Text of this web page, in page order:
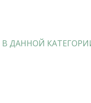
В ДАННОЙ